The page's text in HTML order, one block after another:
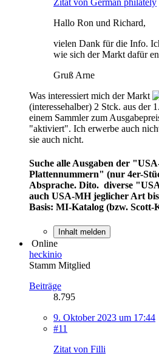
Hallo Ron und Richard,
vielen Dank für die Info.
wie sich der Markt dafür
Gruß Arne
Was interessiert mich der Markt
(interessehalber) 2 Stck. aus der
einem Sammler zum
"aktiviert". Ich erwerbe auch
sie auch nicht.
Suche alle Ausgaben der
Plattennummern" (nur 4er-
Absprache. Dito. diverse
auch USA-MH jeglicher Art
Basis: MI-Katalog (bzw. Scott-
Inhalt melden
Online
heckinio
Stamm Mitglied
Beiträge
8.795
9. Oktober 2023 um 17:44
#11
Zitat von Filli